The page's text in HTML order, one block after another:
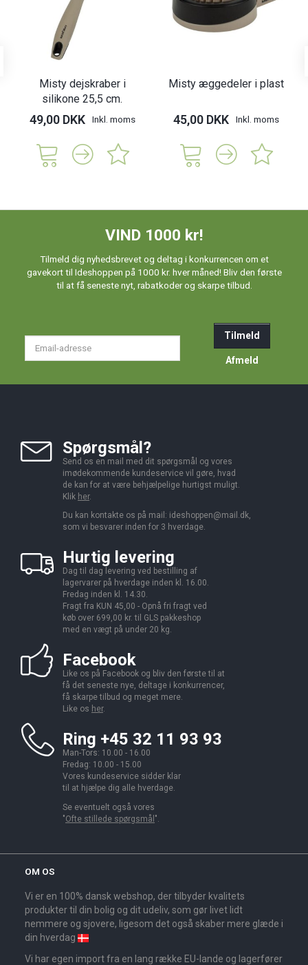
Misty dejskraber i
silikone 25,5 cm.
49,00 DKK Inkl. moms
Misty æggedeler i plast
45,00 DKK Inkl. moms
VIND 1000 kr!
Tilmeld dig nyhedsbrevet og deltag i konkurrencen om et
gavekort til Ideshoppen på 1000 kr. hver måned! Bliv den første
til at få seneste nyt, rabatkoder og skarpe tilbud.
Tilmeld
Afmeld
Spørgsmål?
Send os en mail med dit spørgsmål og vores
imødekommende kundeservice vil gøre, hvad
de kan for at være behjælpelige hurtigst muligt.
Klik her.
Du kan kontakte os på mail: ideshoppen@mail.dk,
som vi besvarer inden for 3 hverdage.
Hurtig levering
Dag til dag levering ved bestilling af
lagervarer på hverdage inden kl. 16.00.
Fredag inden kl. 14.30.
Fragt fra KUN 45,00 - Opnå fri fragt ved
køb over 699,00 kr. til GLS pakkeshop
med en vægt på under 20 kg.
Facebook
Like os på Facebook og bliv den første til at
få det seneste nye, deltage i konkurrencer,
få skarpe tilbud og meget mere.
Like os her.
Ring +45 32 11 93 93
Man-Tors: 10.00 - 16.00
Fredag: 10.00 - 15.00
Vores kundeservice sidder klar
til at hjælpe dig alle hverdage.
Se eventuelt også vores
"Ofte stillede spørgsmål ".
OM OS
Vi er en 100% dansk webshop, der tilbyder kvalitets
produkter til din bolig og dit udeliv, som gør livet lidt
nemmere og sjovere, ligesom det også skaber mere glæde i
din hverdag
Vi har egen import fra en lang række EU-lande og lagerfører